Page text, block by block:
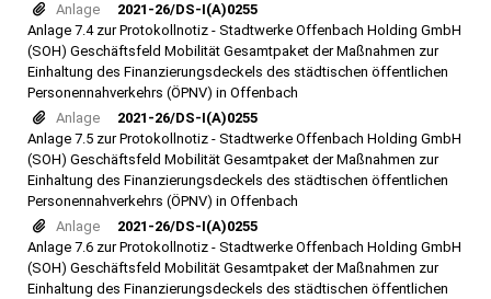
Anlage
2021-26/DS-I(A)0255
Anlage 7.4 zur Protokollnotiz - Stadtwerke Offenbach Holding GmbH
(SOH) Geschäftsfeld Mobilität Gesamtpaket der Maßnahmen zur
Einhaltung des Finanzierungsdeckels des städtischen öffentlichen
Personennahverkehrs (ÖPNV) in Offenbach
Anlage
2021-26/DS-I(A)0255
Anlage 7.5 zur Protokollnotiz - Stadtwerke Offenbach Holding GmbH
(SOH) Geschäftsfeld Mobilität Gesamtpaket der Maßnahmen zur
Einhaltung des Finanzierungsdeckels des städtischen öffentlichen
Personennahverkehrs (ÖPNV) in Offenbach
Anlage
2021-26/DS-I(A)0255
Anlage 7.6 zur Protokollnotiz - Stadtwerke Offenbach Holding GmbH
(SOH) Geschäftsfeld Mobilität Gesamtpaket der Maßnahmen zur
Einhaltung des Finanzierungsdeckels des städtischen öffentlichen